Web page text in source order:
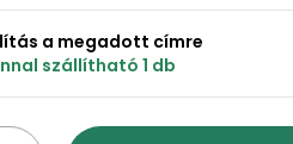
a megadott címre
szállítható 1 db